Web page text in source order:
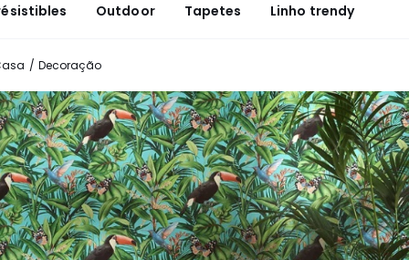
Outdoor Tapetes Linho trendy
Decoração